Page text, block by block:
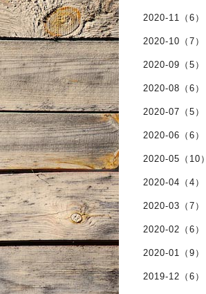
2020-11（6）
2020-10（7）
2020-09（5）
2020-08（6）
2020-07（5）
2020-06（6）
2020-05（10）
2020-04（4）
2020-03（7）
2020-02（6）
2020-01（9）
2019-12（6）